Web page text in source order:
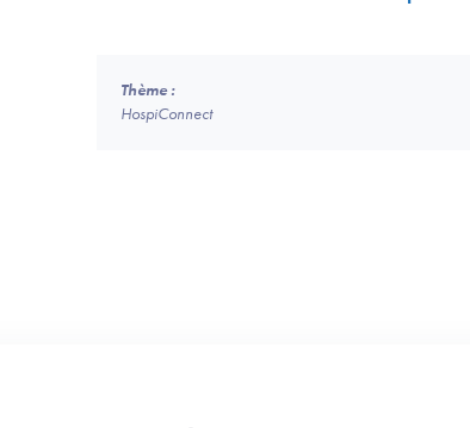
Thème :
HospiConnect